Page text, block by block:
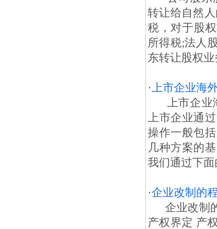
转让给自然
税，对于股
所得税;法人
东转让股权
· 上市企业海
上市企业
上市企业通
操作一般包
几种方案的
我们通过下
·企业改制的
企业改制的
产权界定 产